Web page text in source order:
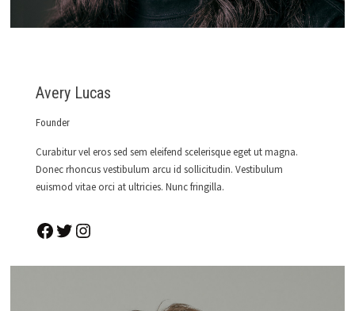
Avery Lucas
Founder
Curabitur vel eros sed sem eleifend scelerisque eget ut magna.
Donec rhoncus vestibulum arcu id sollicitudin. Vestibulum
euismod vitae orci at ultricies. Nunc fringilla.